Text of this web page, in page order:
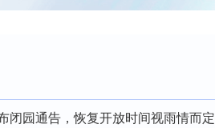
闭园通告，恢复开放时间视雨情而定